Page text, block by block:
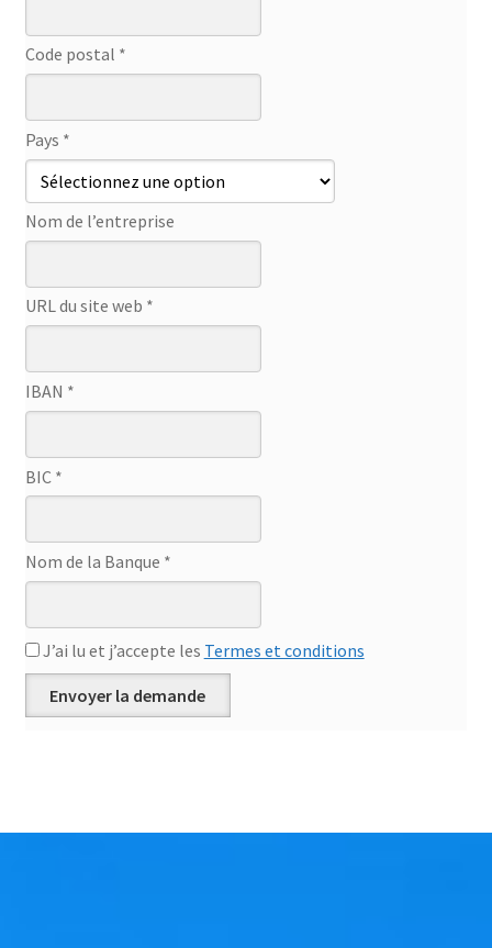
Code postal *
Pays *
Nom de l’entreprise
URL du site web *
IBAN *
BIC *
Nom de la Banque *
J’ai lu et j’accepte les Termes et conditions